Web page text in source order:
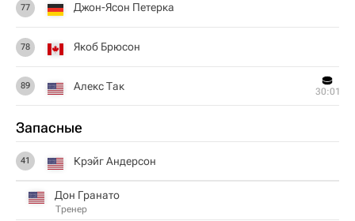
77 Джон-Ясон Петерка
78 Якоб Брюсон
89 Алекс Так 30:01
Запасные
41 Крэйг Андерсон
Дон Гранато
Тренер